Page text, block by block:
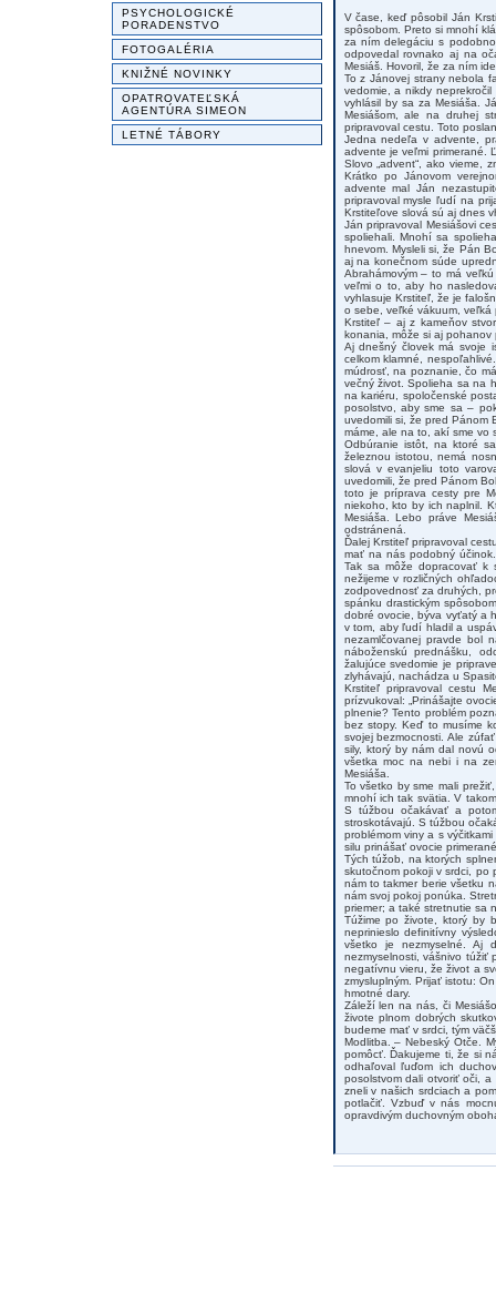
PSYCHOLOGICKÉ
PORADENSTVO
FOTOGALÉRIA
KNIŽNÉ NOVINKY
OPATROVATEĽSKÁ
AGENTÚRA SIMEON
LETNÉ TÁBORY
V čase, keď pôsobil Ján
spôsobom. Preto si mnohí
za ním delegáciu s
odpovedal rovnako aj na
Mesiáš. Hovoril, že za ním
To z Jánovej strany nebola
vedomie, a nikdy
vyhlásil by sa za Mesiáša.
Mesiášom, ale na druhej
pripravoval cestu. Toto
Jedna nedeľa v advente,
advente je veľmi primerané.
Slovo „advent“, ako vieme,
Krátko po Jánovom
advente mal Ján
pripravoval mysle ľudí na
Krstiteľove slová sú aj dnes
Ján pripravoval Mesiášovi
spoliehali. Mnohí sa
hnevom. Mysleli si, že Pán
aj na konečnom súde
Abrahámovým – to má
veľmi o to, aby ho
vyhlasuje Krstiteľ, že je
o sebe, veľké vákuum,
Krstiteľ – aj z kameňov
konania, môže si aj
Aj dnešný človek má svoje
celkom klamné,
múdrosť, na poznanie, čo
večný život. Spolieha sa na
na kariéru, spoločenské
posolstvo, aby sme sa –
uvedomili si, že pred Pánom
máme, ale na to, akí sme vo
Odbúranie istôt, na ktoré
železnou istotou, nemá
slová v evanjeliu toto
uvedomili, že pred Pánom
toto je príprava cesty pre
niekoho, kto by ich naplnil.
Mesiáša. Lebo práve
odstránená.
Ďalej Krstiteľ pripravoval
mať na nás podobný
Tak sa môže dopracovať k
nežijeme v rozličných
zodpovednosť za druhých,
spánku drastickým
dobré ovocie, býva vyťatý a
v tom, aby ľudí hladil a
nezamlčovanej pravde bol
náboženskú prednášku,
žalujúce svedomie je
zlyhávajú, nachádza u
Krstiteľ pripravoval cestu
prízvukoval: „Prinášajte
plnenie? Tento problém
bez stopy. Keď to musíme
svojej bezmocnosti. Ale
sily, ktorý by nám dal novú
všetka moc na nebi i na
Mesiáša.
To všetko by sme mali
mnohí ich tak svätia. V
S túžbou očakávať a
stroskotávajú. S túžbou
problémom viny a s
silu prinášať ovocie
Tých túžob, na ktorých
skutočnom pokoji v srdci, po
nám to takmer berie všetku
nám svoj pokoj ponúka.
priemer; a také stretnutie sa
Túžime po živote, ktorý by
neprinieslo definitívny
všetko je nezmyselné. Aj
nezmyselnosti, vášnivo túžiť
negatívnu vieru, že život a
zmysluplným. Prijať istotu:
hmotné dary.
Záleží len na nás, či
živote plnom dobrých
budeme mať v srdci, tým
Modlitba. – Nebeský Otče.
pomôcť. Ďakujeme ti, že si
odhaľoval ľuďom ich
posolstvom dali otvoriť oči,
zneli v našich srdciach a
potlačiť. Vzbuď v nás
opravdivým duchovným